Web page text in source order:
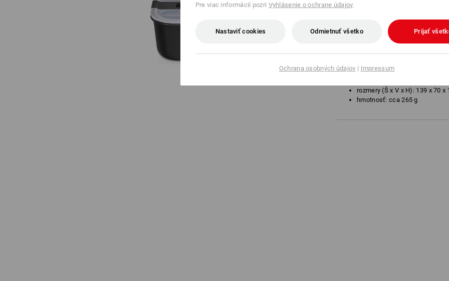
s ochranou proti vytečeniu,
praktický uzáver so
transparentné viečko s
vyberateľný tesniaci krúžok
vhodná do mrazničky,
z materiálu PP vhodného na
rozmery (Š x V x H): 139 x 70 x
hmotnosť: cca 265 g
Pre viac informácií pozri Vyhlásenie o ochrane údajov.
Nastaviť cookies Odmietnuť všetko Prijať
Ochrana osobných údajov | Impressum